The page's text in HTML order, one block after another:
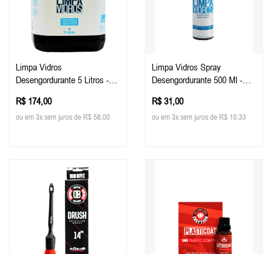
Limpa Vidros
Desengordurante 5 Litros -
R$ 174,00
ou em 3x sem juros de R$ 58,00
Limpa Vidros Spray
Desengordurante 500 Ml -
R$ 31,00
ou em 3x sem juros de R$ 10,33